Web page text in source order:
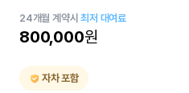
24개월 계약시최저 대여료
800,000원
자차 포함